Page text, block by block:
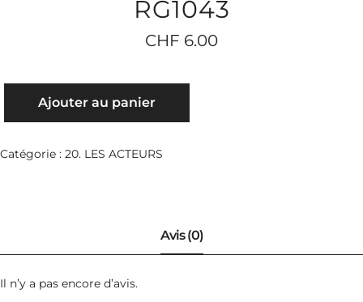
RG1043
CHF 6.00
Ajouter au panier
Catégorie : 20. LES ACTEURS
Il n’y a pas encore d’avis.